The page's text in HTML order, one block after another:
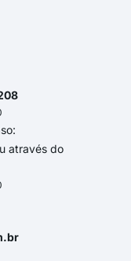
através do